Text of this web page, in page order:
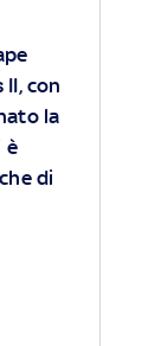
con
la
è
di